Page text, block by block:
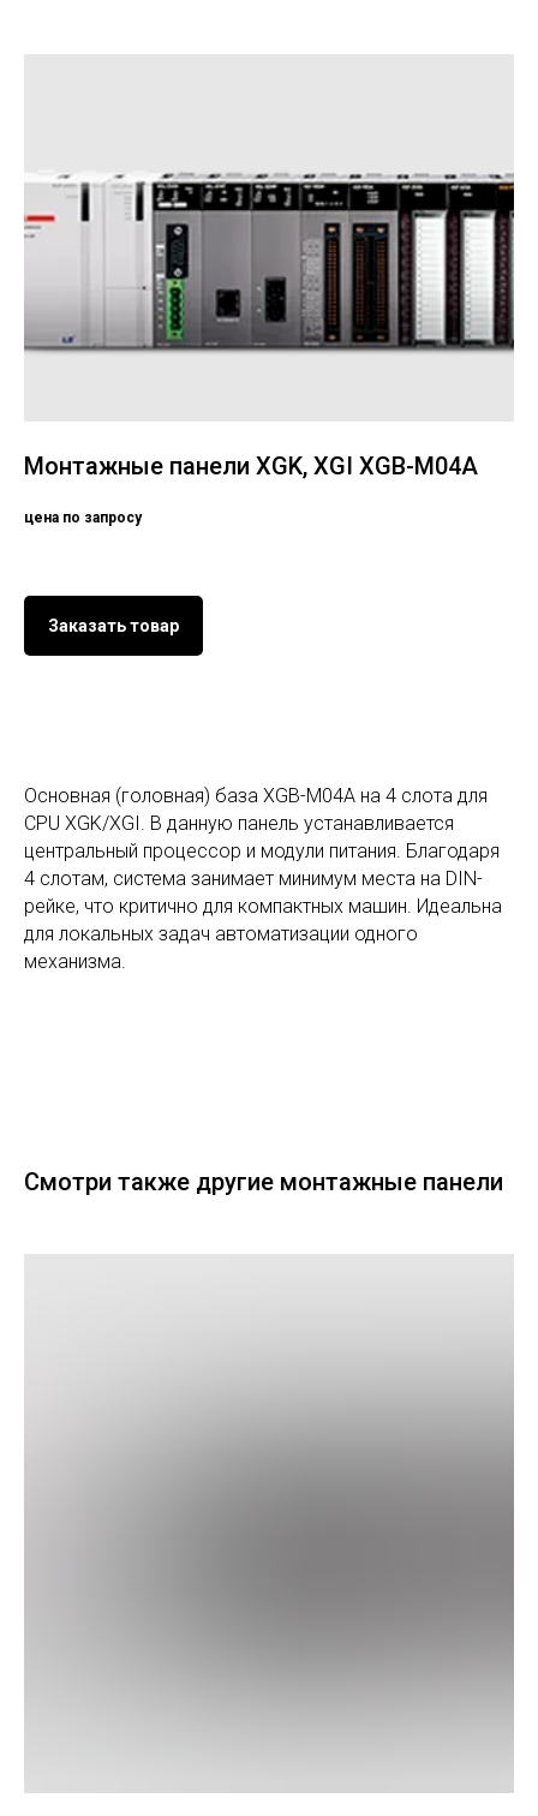
Монтажные панели XGK, XGI XGB-M04A
цена по запросу
Заказать товар
Основная (головная) база XGB-M04A на 4 слота для
CPU XGK/XGI. В данную панель устанавливается
центральный процессор и модули питания. Благодаря
4 слотам, система занимает минимум места на DIN-
рейке, что критично для компактных машин. Идеальна
для локальных задач автоматизации одного
механизма.
Смотри также другие монтажные панели